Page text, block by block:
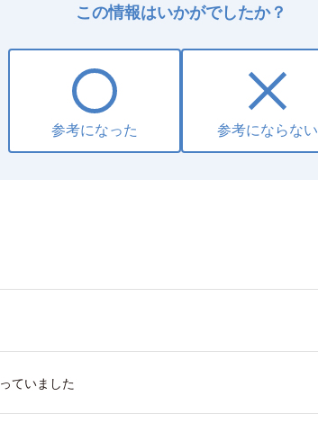
この情報はいかがでしたか？
参考になった 参考にならない
ていました